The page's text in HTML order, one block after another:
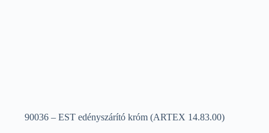
90036 – EST edényszárító króm (ARTEX 14.83.00)